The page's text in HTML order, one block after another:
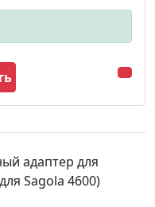
адаптер для
Sagola 4600)